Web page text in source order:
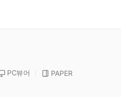
PC뷰어 PAPER